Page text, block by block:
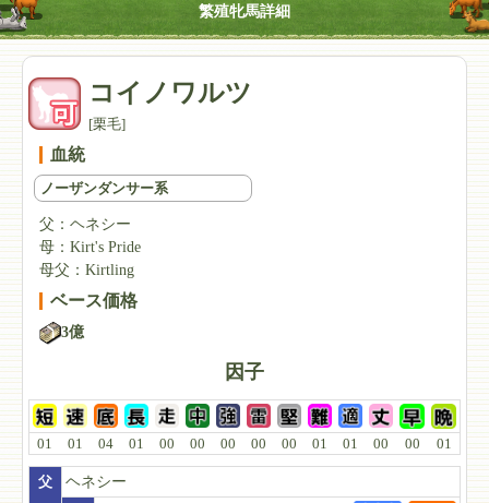
繁殖牝馬詳細
コイノワルツ
[栗毛]
血統
ノーザンダンサー系
父： ヘネシー
母： Kirt's Pride
母父： Kirtling
ベース価格
3億
因子
01 01 04 01 00 00 00 00 00 01 01 00 00 01
父
ヘネシー